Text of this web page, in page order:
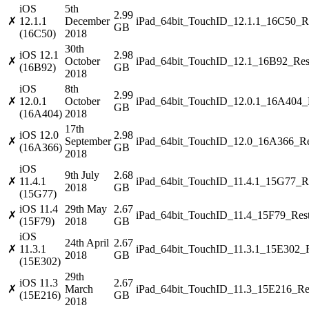
✗
iOS
12.1.1
(16C50)
5th
December
2018
2.99
GB
✗
iOS 12.1
(16B92)
30th
October
2018
2.98
GB
✗
iOS
12.0.1
(16A404)
8th
October
2018
2.99
GB
✗
iOS 12.0
(16A366)
17th
September
2018
2.98
GB
✗
iOS
11.4.1
(15G77)
9th July
2018
2.68
GB
✗
iOS 11.4
(15F79)
29th May
2018
2.67
GB
✗
iOS
11.3.1
(15E302)
24th April
2018
2.67
GB
✗
iOS 11.3
(15E216)
29th
March
2018
2.67
GB